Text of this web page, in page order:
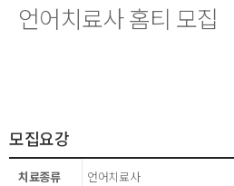
언어치료사 홈티 모집
모집요강
치료종류 언어치료사